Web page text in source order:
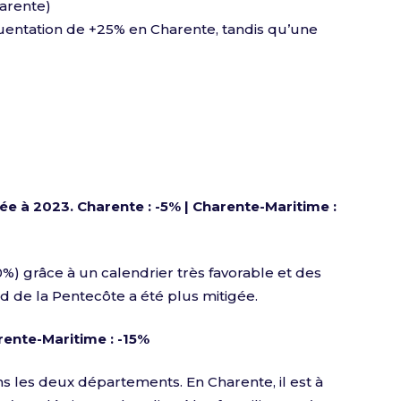
de +25% en Charente, tandis qu’une
à 2023. Charente : -5% | Charente-Maritime :
grâce à un calendrier très favorable et des
de la Pentecôte a été plus mitigée.
Maritime : -15%
les deux départements. En Charente, il est à